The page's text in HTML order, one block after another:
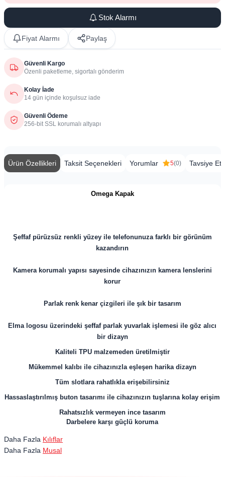
Stok Alarmı
Fiyat Alarmı Paylaş
Güvenli Kargo
Özenli paketleme, sigortalı gönderim
Kolay İade
14 gün içinde koşulsuz iade
Güvenli Ödeme
256-bit SSL korumalı altyapı
Ürün Özellikleri Taksit Seçenekleri Yorumlar 5(0) Tavsiye Et
Omega Kapak
Şeffaf pürüzsüz renkli yüzey ile telefonunuza farklı bir görünüm
kazandırın
Kamera korumalı yapısı sayesinde cihazınızın kamera lenslerini
korur
Parlak renk kenar çizgileri ile şık bir tasarım
Elma logosu üzerindeki şeffaf parlak yuvarlak işlemesi ile göz alıcı
bir dizayn
Kaliteli TPU malzemeden üretilmiştir
Mükemmel kalıbı ile cihazınızla eşleşen harika dizayn
Tüm slotlara rahatlıkla erişebilirsiniz
Hassaslaştırılmış buton tasarımı ile cihazınızın tuşlarına kolay erişim
Rahatsızlık vermeyen ince tasarım
Darbelere karşı güçlü koruma
Daha Fazla Kılıflar
Daha Fazla Musal